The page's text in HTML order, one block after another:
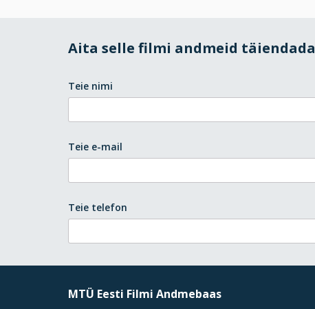
Aita selle filmi andmeid täiendada
Teie nimi
Teie e-mail
Teie telefon
MTÜ Eesti Filmi Andmebaas